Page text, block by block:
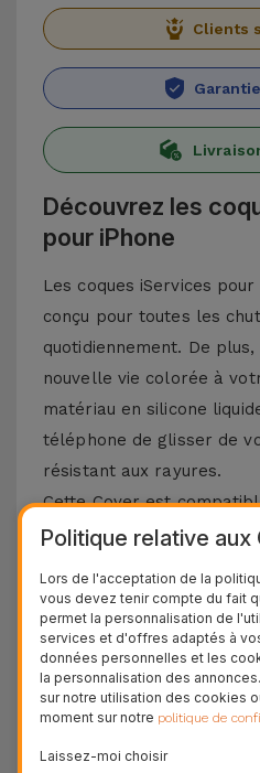
Clients
Découvrez les
pour iPhone
Les coques iServices
conçu pour toutes les
quotidiennement. De
nouvelle vie colorée à
matériau en silicone
téléphone de glisser de
résistant aux rayures.
Cette Cover est
14, 13, 12, entre autres,
Protection à 3
silicone
Nos coques en silicone
construction robuste et
construction à trois
Politique relative aux
Lors de l'acceptation de la
vous devez tenir compte du fait
permet la personnalisation de
services et d'offres adaptés à
données personnelles et les
la personnalisation des
sur notre utilisation des cookies
moment sur notre politique de
Laissez-moi choisir